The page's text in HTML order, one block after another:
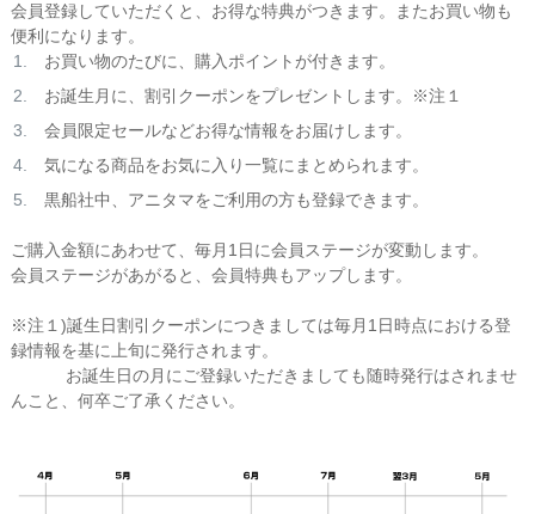
会員登録していただくと、お得な特典がつきます。またお買い物も
便利になります。
お買い物のたびに、購入ポイントが付きます。
お誕生月に、割引クーポンをプレゼントします。※注１
会員限定セールなどお得な情報をお届けします。
気になる商品をお気に入り一覧にまとめられます。
黒船社中、アニタマをご利用の方も登録できます。
ご購入金額にあわせて、毎月1日に会員ステージが変動します。
会員ステージがあがると、会員特典もアップします。
※注１)誕生日割引クーポンにつきましては毎月1日時点における登
録情報を基に上旬に発行されます。
お誕生日の月にご登録いただきましても随時発行はされませ
んこと、何卒ご了承ください。